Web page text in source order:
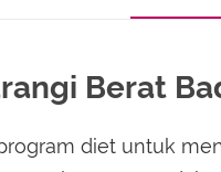
Berat
diet untuk